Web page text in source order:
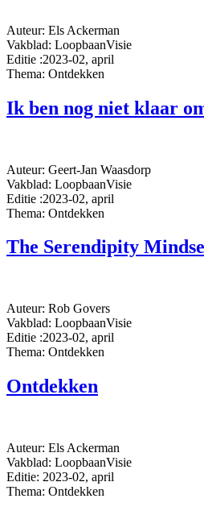
Auteur: Els Ackerman
Vakblad: LoopbaanVisie
Editie :2023-02, april
Thema: Ontdekken
Ik ben nog niet klaar
Auteur: Geert-Jan Waasdorp
Vakblad: LoopbaanVisie
Editie :2023-02, april
Thema: Ontdekken
The Serendipity
Auteur: Rob Govers
Vakblad: LoopbaanVisie
Editie :2023-02, april
Thema: Ontdekken
Ontdekken
Auteur: Els Ackerman
Vakblad: LoopbaanVisie
Editie: 2023-02, april
Thema: Ontdekken